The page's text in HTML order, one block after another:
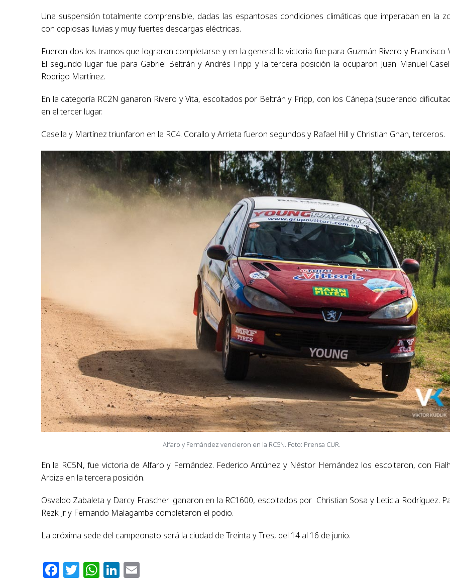
Una suspensión totalmente comprensible, dadas las espantosas condiciones climáticas que imperaban en la
con copiosas lluvias y muy fuertes descargas eléctricas.
Fueron dos los tramos que lograron completarse y en la general la victoria fue para Guzmán Rivero y Francisco
El segundo lugar fue para Gabriel Beltrán y Andrés Fripp y la tercera posición la ocuparon Juan Manuel
Rodrigo Martínez.
En la categoría RC2N ganaron Rivero y Vita, escoltados por Beltrán y Fripp, con los Cánepa (superando
en el tercer lugar.
Casella y Martínez triunfaron en la RC4. Corallo y Arrieta fueron segundos y Rafael Hill y Christian Ghan, terceros.
Alfaro y Fernández vencieron en la RC5N. Foto: Prensa CUR.
En la RC5N, fue victoria de Alfaro y Fernández. Federico Antúnez y Néstor Hernández los escoltaron, con
Arbiza en la tercera posición.
Osvaldo Zabaleta y Darcy Frascheri ganaron en la RC1600, escoltados por Christian Sosa y Leticia Rodríguez.
Rezk Jr. y Fernando Malagamba completaron el podio.
La próxima sede del campeonato será la ciudad de Treinta y Tres, del 14 al 16 de junio.
Facebook
Twitter
WhatsApp
LinkedIn